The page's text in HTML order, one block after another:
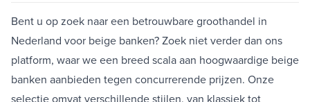
Bent u op zoek naar een betrouwbare groothandel in
Nederland voor beige banken? Zoek niet verder dan ons
platform, waar we een breed scala aan hoogwaardige beige
banken aanbieden tegen concurrerende prijzen. Onze
selectie omvat verschillende stijlen, van klassiek tot